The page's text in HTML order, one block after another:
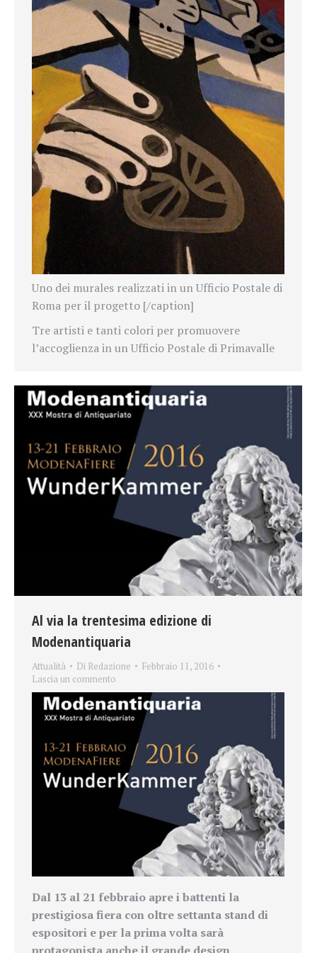
Uno dei murales realizzati in un Ufficio Postale di
Roma per il progetto [/caption]
Tre artisti e tanti colori per promuovere
l’accoglienza in un Ufficio Postale di Primavalle
Al via la trentesima edizione di
Modenantiquaria
Attualità Di Redazione
Febbraio 11, 2016
Lascia un commento
Dal 13 al 21 febbraio apre i battenti la
prestigiosa fiera con oltre settanta stand di
espositori e per la prima volta sarà